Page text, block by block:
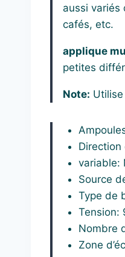
aussi variés
cafés, etc.
applique
petites
Note:
Direction
variable:
Source
Type de
Tension:
Nombre
Zone